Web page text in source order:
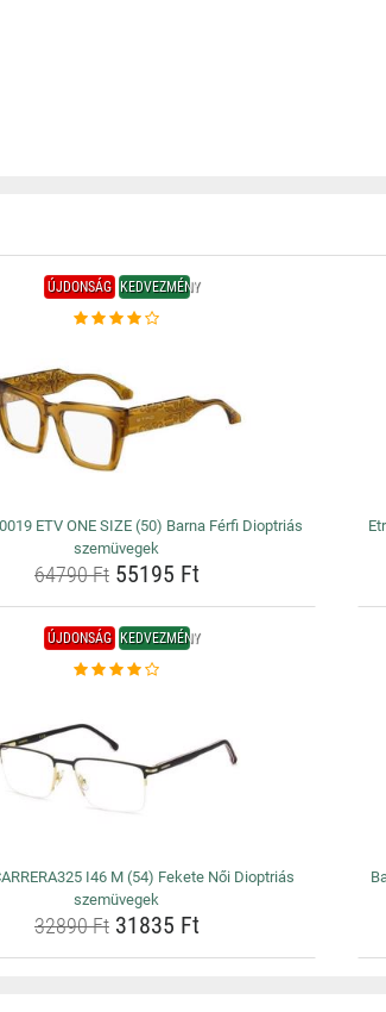
ÚJDONSÁG KEDVEZMÉNY
ETV ONE SIZE (50) Barna Férfi Dioptriás
szemüvegek
64790 Ft55195 Ft
ÚJDONSÁG KEDVEZMÉNY
I46 M (54) Fekete Női Dioptriás
szemüvegek
32890 Ft31835 Ft